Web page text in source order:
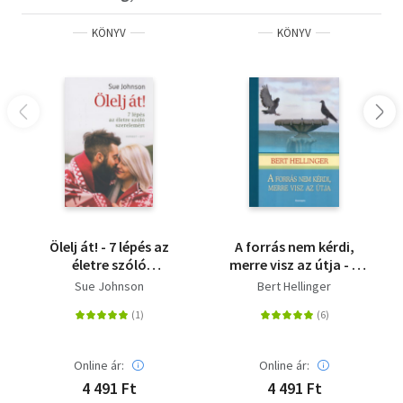
KÖNYV
Ölelj át! - 7 lépés az
életre szóló
szerelemért
Sue Johnson
Online ár:
4 491 Ft
KÖNYV
A forrás nem kérdi,
merre visz az útja - A
családfelállítás
Bert Hellinger
Online ár:
4 491 Ft